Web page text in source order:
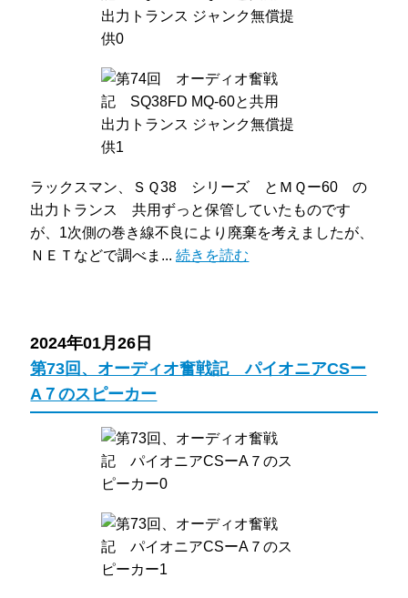
ラックスマン、ＳＱ38 シリーズ とＭＱー60 の
出力トランス 共用ずっと保管していたものです
が、1次側の巻き線不良により廃棄を考えましたが、
ＮＥＴなどで調べま...続きを読む
2024年01月26日
第73回、オーディオ奮戦記 パイオニアCSー
A７のスピーカー